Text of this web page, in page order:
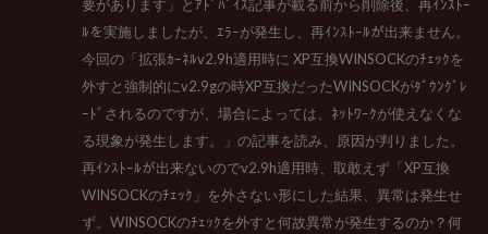
要があります」とｱﾄﾞﾊﾞｲｽ記事が載る前から削除後、再ｲﾝｽﾄｰ
ﾙを実施しましたが、ｴﾗｰが発生し、再ｲﾝｽﾄｰﾙが出来ません。
今回の「拡張ｶｰﾈﾙv2.9h適用時に XP互換WINSOCKのﾁｪｯｸを
外すと強制的にv2.9gの時XP互換だったWINSOCKがﾀﾞｳﾝｸﾞﾚ
ｰﾄﾞされるのですが、場合によっては、ﾈｯﾄﾜｰｸが使えなくな
る現象が発生します。」の記事を読み、原因が判りました。
再ｲﾝｽﾄｰﾙが出来ないのでv2.9h適用時、取敢えず「XP互換
WINSOCKのﾁｪｯｸ」を外さない形にした結果、異常は発生せ
ず。WINSOCKのﾁｪｯｸを外すと何故異常が発生するのか？何